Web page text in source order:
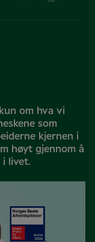
er
om hva vi
som
kjernen i
høyt gjennom å
i livet.